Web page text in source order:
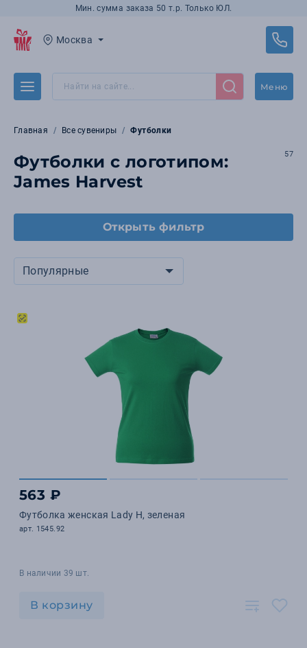
Мин. сумма заказа 50 т.р. Только ЮЛ.
Москва
Меню
Главная Все сувениры Футболки
Футболки с логотипом:
James Harvest
57
Открыть фильтр
Популярные
563 ₽
Футболка женская Lady H, зеленая
арт. 1545.92
В наличии 39 шт.
В корзину